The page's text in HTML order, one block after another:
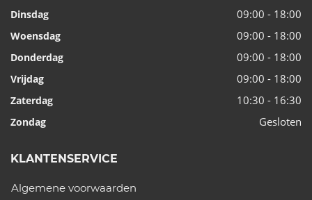
Dinsdag 09:00 - 18:00
Woensdag 09:00 - 18:00
Donderdag 09:00 - 18:00
Vrijdag 09:00 - 18:00
Zaterdag 10:30 - 16:30
Zondag Gesloten
KLANTENSERVICE
Algemene voorwaarden